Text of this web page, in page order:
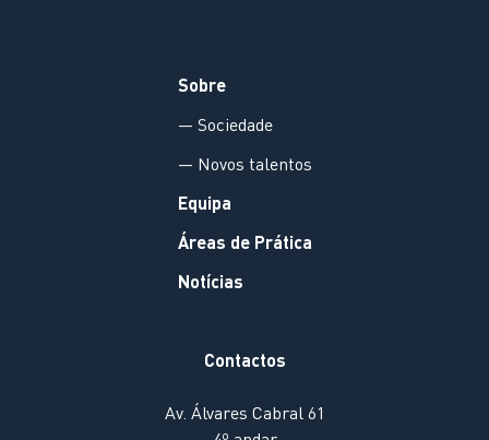
Sobre
— Sociedade
— Novos talentos
Equipa
Áreas de Prática
Notícias
Contactos
Av. Álvares Cabral 61